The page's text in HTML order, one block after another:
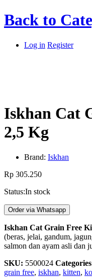
Back to
Log in Register
Iskhan Cat
2,5 Kg
Brand: Iskhan
Rp 305.250
Status:In stock
Order via Whatsapp
Iskhan Cat Grain Free
(beras, jelai, gandum,
salmon dan ayam asli dan
SKU: 5500024
grain free, iskhan, kitten,